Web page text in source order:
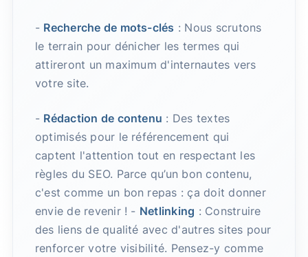
- Recherche de mots-clés : Nous scrutons
le terrain pour dénicher les termes qui
attireront un maximum d'internautes vers
votre site.
- Rédaction de contenu : Des textes
optimisés pour le référencement qui
captent l'attention tout en respectant les
règles du SEO. Parce qu’un bon contenu,
c'est comme un bon repas : ça doit donner
envie de revenir ! - Netlinking : Construire
des liens de qualité avec d'autres sites pour
renforcer votre visibilité. Pensez-y comme